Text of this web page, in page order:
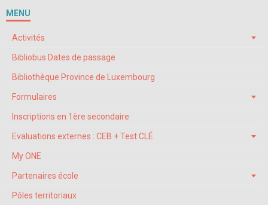
MENU
Activités
Bibliobus Dates de passage
Bibliothèque Province de Luxembourg
Formulaires
Inscriptions en 1ère secondaire
Evaluations externes : CEB + Test CLÉ
My ONE
Partenaires école
Pôles territoriaux